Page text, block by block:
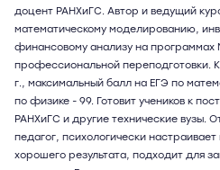
доцент РАНХиГС. Автор и ведущий
математическому моделированию,
финансовому анализу на
профессиональной переподготовки. К
г., максимальный балл на ЕГЭ по
по физике - 99. Готовит учеников к
РАНХиГС и другие технические вузы.
педагог, психологически
хорошего результата, подходит для